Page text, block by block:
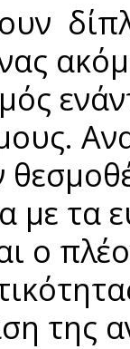
με τα
ο
της